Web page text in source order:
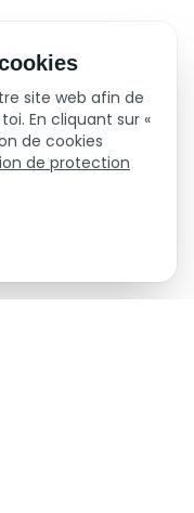
site web afin de
En cliquant sur «
de cookies
de protection